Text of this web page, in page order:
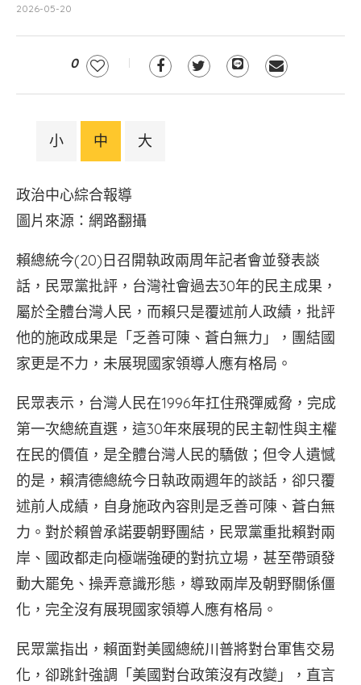
2026-05-20
0
小 中 大
政治中心綜合報導
圖片來源：網路翻攝
賴總統今(20)日召開執政兩周年記者會並發表談
話，民眾黨批評，台灣社會過去30年的民主成果，
屬於全體台灣人民，而賴只是覆述前人政績，批評
他的施政成果是「乏善可陳、蒼白無力」，團結國
家更是不力，未展現國家領導人應有格局。
民眾表示，台灣人民在1996年扛住飛彈威脅，完成
第一次總統直選，這30年來展現的民主韌性與主權
在民的價值，是全體台灣人民的驕傲；但令人遺憾
的是，賴清德總統今日執政兩週年的談話，卻只覆
述前人成績，自身施政內容則是乏善可陳、蒼白無
力。對於賴曾承諾要朝野團結，民眾黨重批賴對兩
岸、國政都走向極端強硬的對抗立場，甚至帶頭發
動大罷免、操弄意識形態，導致兩岸及朝野關係僵
化，完全沒有展現國家領導人應有格局。
民眾黨指出，賴面對美國總統川普將對台軍售交易
化，卻跳針強調「美國對台政策沒有改變」，直言